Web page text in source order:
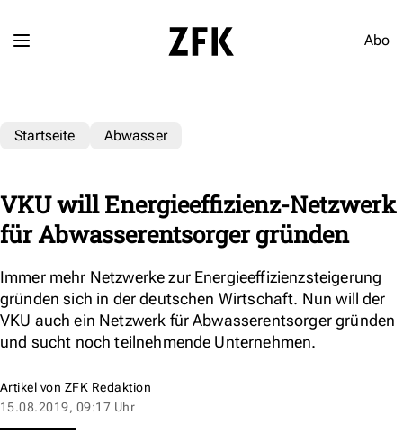
Abo
Startseite Abwasser
VKU will Energieeffizienz-Netzwerk
für Abwasserentsorger gründen
Immer mehr Netzwerke zur Energieeffizienzsteigerung
gründen sich in der deutschen Wirtschaft. Nun will der
VKU auch ein Netzwerk für Abwasserentsorger gründen
und sucht noch teilnehmende Unternehmen.
Artikel von ZFK Redaktion
15.08.2019, 09:17 Uhr